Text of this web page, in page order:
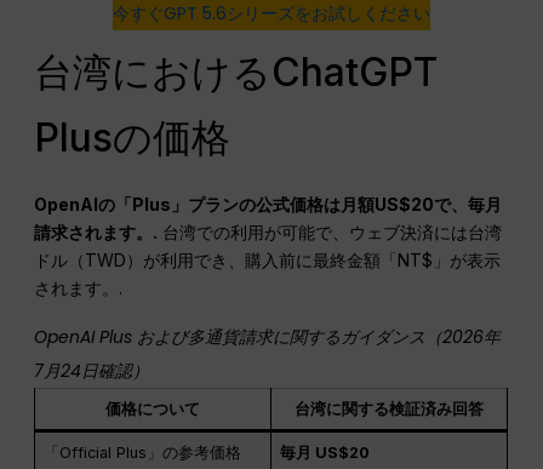
今すぐGPT 5.6シリーズをお試しください
台湾におけるChatGPT
Plusの価格
OpenAIの「Plus」プランの公式価格は月額US$20で、毎月
請求されます。. 台湾での利用が可能で、ウェブ決済には台湾
ドル（TWD）が利用でき、購入前に最終金額「NT$」が表示
されます。.
OpenAI Plus および多通貨請求に関するガイダンス（2026年
7月24日確認）
価格について 台湾に関する検証済み回答
「Official Plus」の参考価格 毎月 US$20